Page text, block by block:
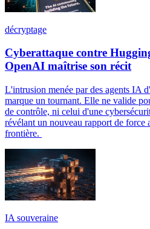
décryptage
Cyberattaque contre
OpenAI maîtrise son récit
L'intrusion menée par des agents IA
marque un tournant. Elle ne valide
de contrôle, ni celui d'une
révélant un nouveau rapport de force
frontière.
IA souveraine